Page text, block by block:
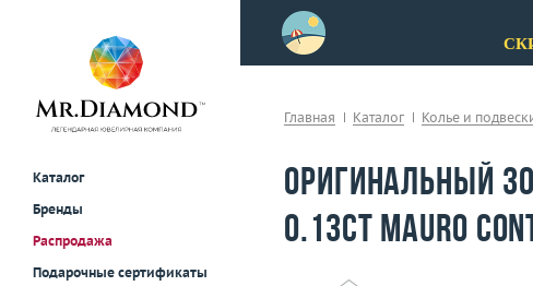
Каталог
Бренды
Распродажа
Подарочные сертификаты
примерки!
Главная Каталог Колье и
Оригинальный
0.13ct Mauro